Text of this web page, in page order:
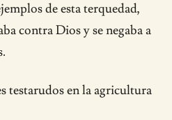
de esta terquedad,
contra Dios y se negaba a
testarudos en la agricultura